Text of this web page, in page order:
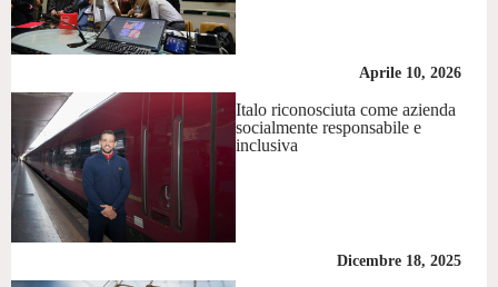
Aprile 10, 2026
Italo riconosciuta come azienda
socialmente responsabile e
inclusiva
Dicembre 18, 2025